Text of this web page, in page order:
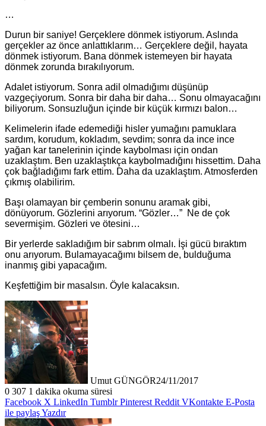
…
Durun bir saniye! Gerçeklere dönmek istiyorum. Aslında
gerçekler az önce anlattıklarım… Gerçeklere değil, hayata
dönmek istiyorum. Bana dönmek istemeyen bir hayata
dönmek zorunda bırakılıyorum.
Adalet istiyorum. Sonra adil olmadığımı düşünüp
vazgeçiyorum. Sonra bir daha bir daha… Sonu olmayacağını
biliyorum. Sonsuzluğun içinde bir küçük kırmızı balon…
Kelimelerin ifade edemediği hisler yumağını pamuklara
sardım, korudum, kokladım, sevdim; sonra da ince ince
yağan kar tanelerinin içinde kaybolması için ondan
uzaklaştım. Ben uzaklaştıkça kaybolmadığını hissettim. Daha
çok bağladığımı fark ettim. Daha da uzaklaştım. Atmosferden
çıkmış olabilirim.
Başı olamayan bir çemberin sonunu aramak gibi,
dönüyorum. Gözlerini arıyorum. “Gözler…” Ne de çok
severmişim. Gözleri ve ötesini…
Bir yerlerde sakladığım bir sabrım olmalı. İşi gücü bıraktım
onu arıyorum. Bulamayacağımı bilsem de, bulduğuma
inanmış gibi yapacağım.
Keşfettiğim bir masalsın. Öyle kalacaksın.
Umut GÜNGÖR24/11/2017
0 307 1 dakika okuma süresi
Facebook X LinkedIn Tumblr Pinterest Reddit VKontakte E-Posta
ile paylaşYazdır